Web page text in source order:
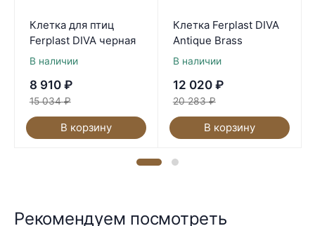
Клетка для птиц
Ferplast DIVA черная
В наличии
8 910 ₽
15 034 ₽
В корзину
Клетка Ferplast DIVA
Antique Brass
В наличии
12 020 ₽
20 283 ₽
В корзину
Рекомендуем посмотреть